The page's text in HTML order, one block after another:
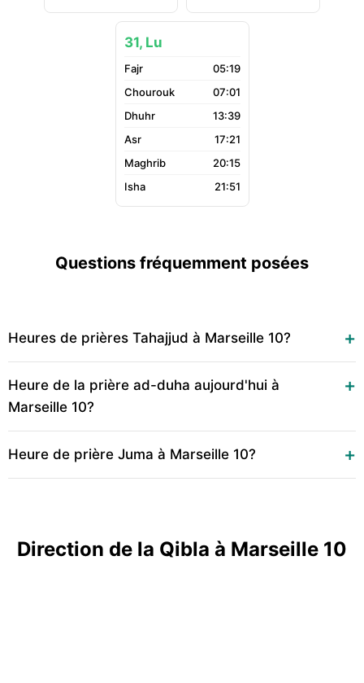
31, Lu
05:19
07:01
13:39
17:21
20:15
21:51
Questions fréquemment posées
Heures de prières Tahajjud à Marseille 10?
Heure de la prière ad-duha aujourd'hui à
Marseille 10?
Heure de prière Juma à Marseille 10?
Direction de la Qibla à Marseille 10